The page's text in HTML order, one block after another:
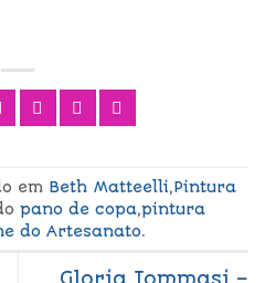
em Beth Matteelli,Pintura
pano de copa,pintura
do Artesanato.